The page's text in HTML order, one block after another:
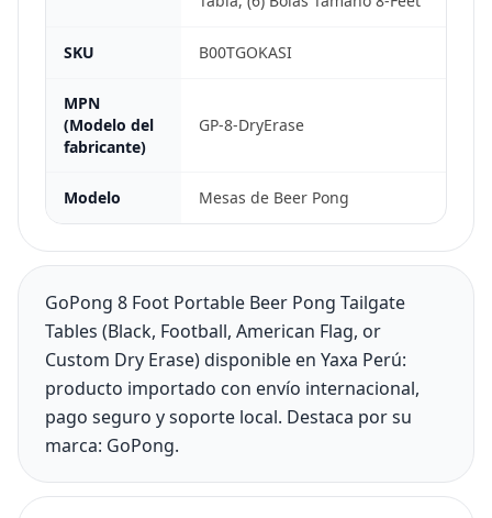
SKU B00TGOKASI
MPN
(Modelo del
fabricante)
GP-8-DryErase
Modelo Mesas de Beer Pong
GoPong 8 Foot Portable Beer Pong Tailgate
Tables (Black, Football, American Flag, or
Custom Dry Erase) disponible en Yaxa Perú:
producto importado con envío internacional,
pago seguro y soporte local. Destaca por su
marca: GoPong.